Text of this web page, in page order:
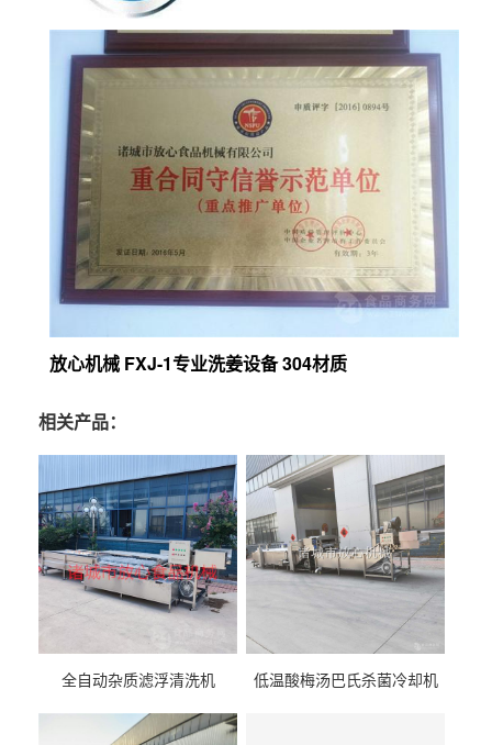
放心机械 FXJ-1专业洗姜设备 304材质
相关产品：
全自动杂质滤浮清洗机 低温酸梅汤巴氏杀菌冷却机